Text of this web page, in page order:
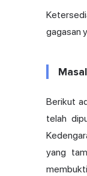
gagasan
Berikut
telah
yang